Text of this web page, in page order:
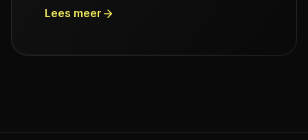
technieken!
Lees meer